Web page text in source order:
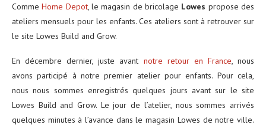
CommeHome Depot, le magasin de bricolage Lowes propose des
ateliers mensuels pour les enfants. Ces ateliers sont à retrouver sur
le site Lowes Build and Grow.
En décembre dernier, juste avant notre retour en France, nous
avons participé à notre premier atelier pour enfants. Pour cela,
nous nous sommes enregistrés quelques jours avant sur le site
Lowes Build and Grow. Le jour de l’atelier, nous sommes arrivés
quelques minutes à l’avance dans le magasin Lowes de notre ville.